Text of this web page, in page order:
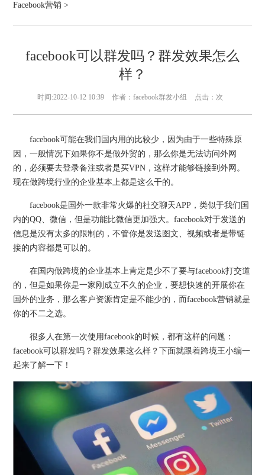
Facebook营销 >
facebook可以群发吗？群发效果怎么
样？
时间:2022-10-12 10:39 作者：facebook群发小组 点击： 次
facebook可能在我们国内用的比较少，因为由于一些特殊原
因，一般情况下如果你不是做外贸的，那么你是无法访问外网
的，必须要去登录备注或者是买VPN，这样才能够链接到外网。
现在做跨境行业的企业基本上都是这么干的。
facebook是国外一款非常火爆的社交聊天APP，类似于我们国
内的QQ、微信，但是功能比微信更加强大。facebook对于发送的
信息是没有太多的限制的，不管你是发送图文、视频或者是带链
接的内容都是可以的。
在国内做跨境的企业基本上肯定是少不了要与facebook打交道
的，但是如果你是一家刚成立不久的企业，要想快速的开展你在
国外的业务，那么客户资源肯定是不能少的，而facebook营销就是
你的不二之选。
很多人在第一次使用facebook的时候，都有这样的问题：
facebook可以群发吗？群发效果这么样？下面就跟着跨境王小编一
起来了解一下！